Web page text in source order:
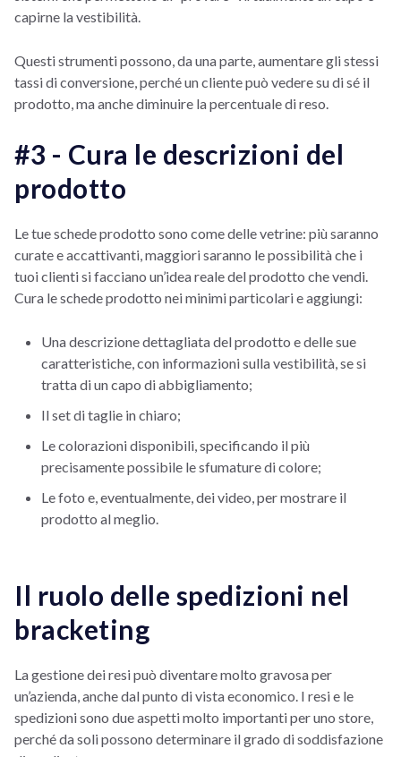
capirne la vestibilità.
Questi strumenti possono, da una parte, aumentare gli stessi
tassi di conversione, perché un cliente può vedere su di sé il
prodotto, ma anche diminuire la percentuale di reso.
#3 - Cura le descrizioni del
prodotto
Le tue schede prodotto sono come delle vetrine: più saranno
curate e accattivanti, maggiori saranno le possibilità che i
tuoi clienti si facciano un’idea reale del prodotto che vendi.
Cura le schede prodotto nei minimi particolari e aggiungi:
Una descrizione dettagliata del prodotto e delle sue
caratteristiche, con informazioni sulla vestibilità, se si
tratta di un capo di abbigliamento;
Il set di taglie in chiaro;
Le colorazioni disponibili, specificando il più
precisamente possibile le sfumature di colore;
Le foto e, eventualmente, dei video, per mostrare il
prodotto al meglio.
Il ruolo delle spedizioni nel
bracketing
La gestione dei resi può diventare molto gravosa per
un’azienda, anche dal punto di vista economico. I resi e le
spedizioni sono due aspetti molto importanti per uno store,
perché da soli possono determinare il grado di soddisfazione